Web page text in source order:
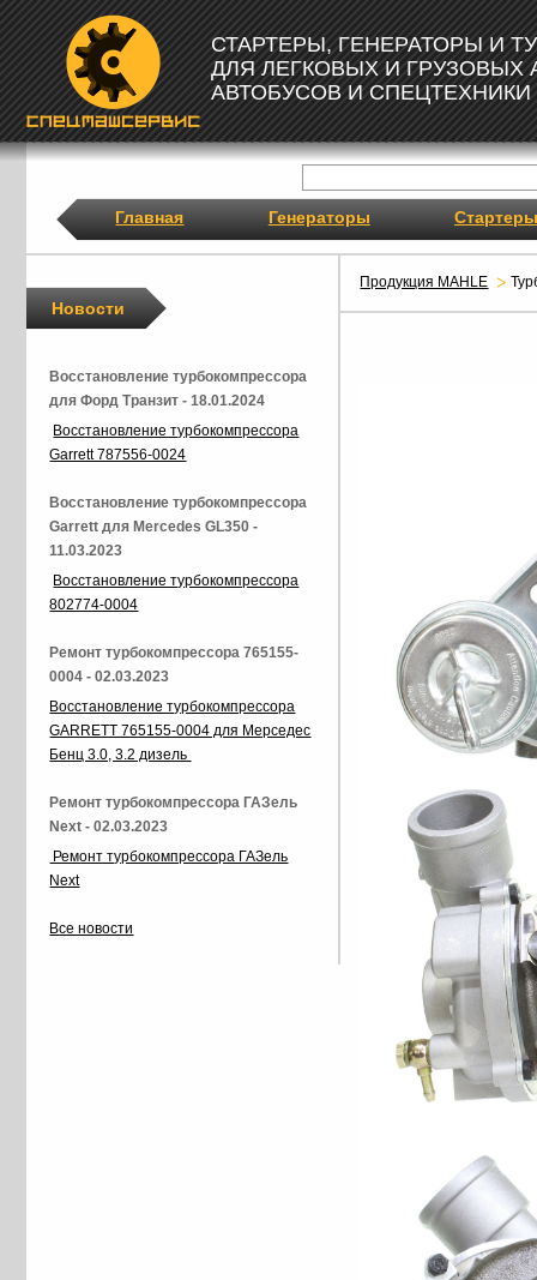
СТАРТЕРЫ, ГЕНЕРАТОРЫ И
ДЛЯ ЛЕГКОВЫХ И ГРУЗОВЫХ
АВТОБУСОВ И СПЕЦТЕХНИКИ
Главная Генераторы Стартеры
Продукция MAHLE
Новости
Восстановление турбокомпрессора
для Форд Транзит - 18.01.2024
Восстановление турбокомпрессора
Garrett 787556-0024
Восстановление турбокомпрессора
Garrett для Mercedes GL350 -
11.03.2023
Восстановление турбокомпрессора
802774-0004
Ремонт турбокомпрессора 765155-
0004 - 02.03.2023
Восстановление турбокомпрессора
GARRETT 765155-0004 для Мерседес
Бенц 3.0, 3.2 дизель
Ремонт турбокомпрессора ГАЗель
Next - 02.03.2023
Ремонт турбокомпрессора ГАЗель
Next
Все новости